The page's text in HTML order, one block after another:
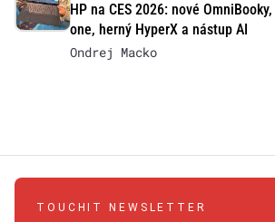
HP na CES 2026: nové
one, herný HyperX a nástup AI
Ondrej Macko
TOUCHIT NEWSLETTER